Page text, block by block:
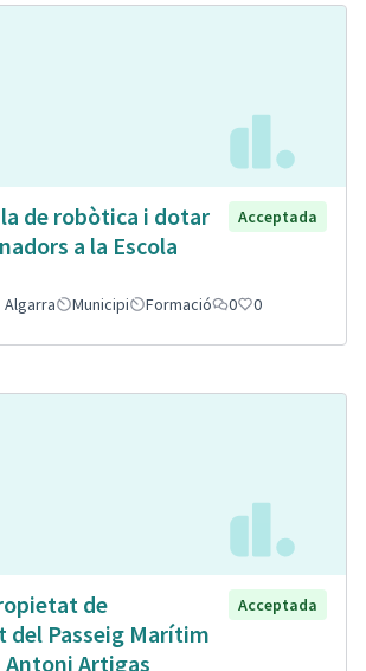
de robòtica i dotar
a la Escola
Acceptada
Algarra Municipi Formació 0 0
de
Passeig Marítim
Antoni Artigas
Acceptada